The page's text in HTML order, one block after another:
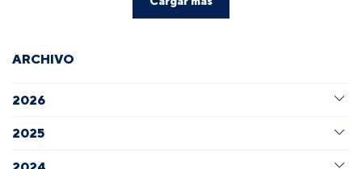
ARCHIVO
2026
2025